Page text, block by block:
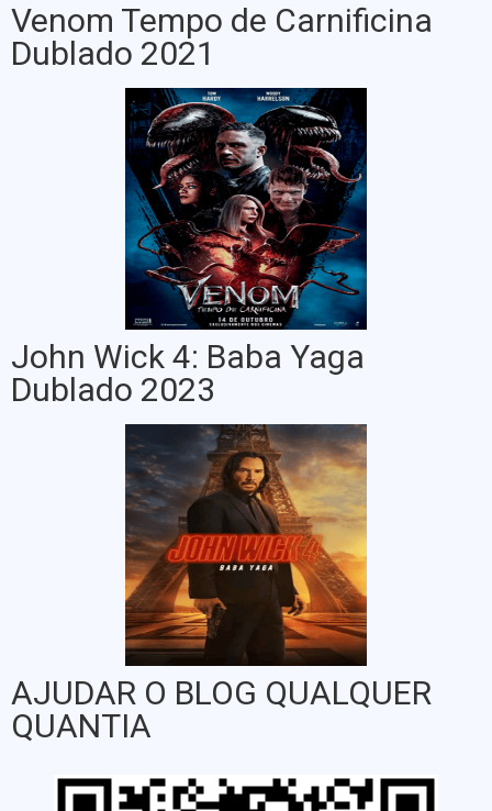
Venom Tempo de Carnificina
Dublado 2021
John Wick 4: Baba Yaga
Dublado 2023
AJUDAR O BLOG QUALQUER
QUANTIA